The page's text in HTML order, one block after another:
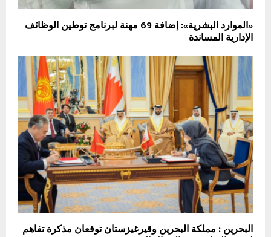
«الموارد البشرية»: إضافة 69 مهنة لبرنامج توطين الوظائف
الإدارية المساندة
البحرين : مملكة البحرين وقيرغيزستان توقعان مذكرة تفاهم